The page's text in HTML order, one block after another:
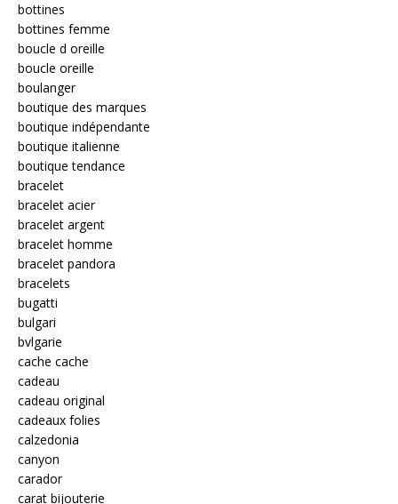
bottines
bottines femme
boucle d oreille
boucle oreille
boulanger
boutique des marques
boutique indépendante
boutique italienne
boutique tendance
bracelet
bracelet acier
bracelet argent
bracelet homme
bracelet pandora
bracelets
bugatti
bulgari
bvlgarie
cache cache
cadeau
cadeau original
cadeaux folies
calzedonia
canyon
carador
carat bijouterie